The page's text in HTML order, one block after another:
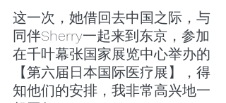
这一次，她借回去中国之际，与
同伴Sherry一起来到东京，参加
在千叶幕张国家展览中心举办的
【第六届日本国际医疗展】，得
知他们的安排，我非常高兴地一